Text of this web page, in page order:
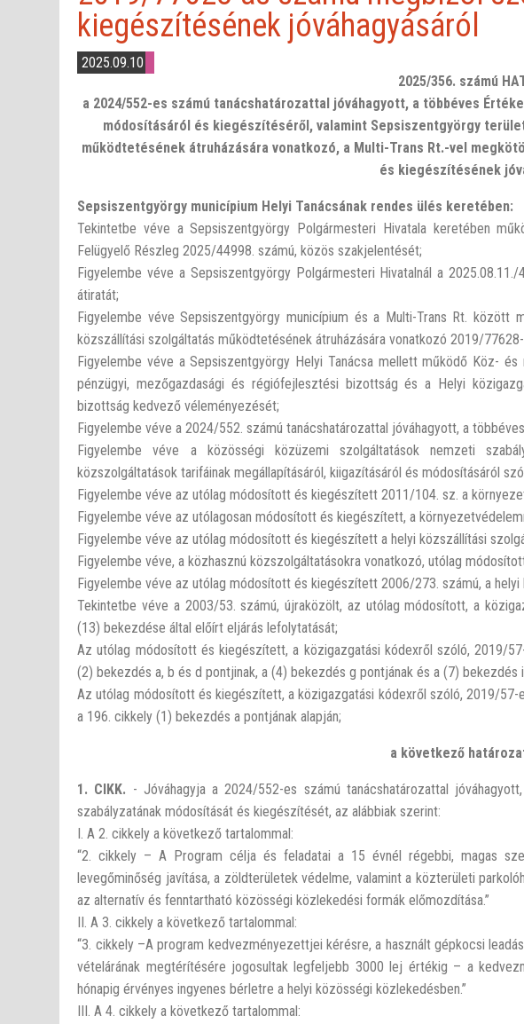
kiegészítésének jóváhagyásáról
2025.09.10
2025/356. számú
a 2024/552-es számú tanácshatározattal jóváhagyott, a többéves
módosításáról és kiegészítéséről, valamint Sepsiszentgyörgy
működtetésének átruházására vonatkozó, a Multi-Trans Rt.-vel
és kiegészítésének
Sepsiszentgyörgy municípium Helyi Tanácsának rendes ülés keretében:
Tekintetbe véve a Sepsiszentgyörgy Polgármesteri Hivatala keretében
Felügyelő Részleg 2025/44998. számú, közös szakjelentését;
Figyelembe véve a Sepsiszentgyörgy Polgármesteri Hivatalnál a
átiratát;
Figyelembe véve Sepsiszentgyörgy municípium és a Multi-Trans Rt.
közszállítási szolgáltatás működtetésének átruházására vonatkozó 2019/
Figyelembe véve a Sepsiszentgyörgy Helyi Tanácsa mellett működő Köz-
pénzügyi, mezőgazdasági és régiófejlesztési bizottság és a Helyi
bizottság kedvező véleményezését;
Figyelembe véve a 2024/552. számú tanácshatározattal jóváhagyott, a
Figyelembe véve a közösségi közüzemi szolgáltatások nemzeti
közszolgáltatások tarifáinak megállapításáról, kiigazításáról és módosításáról
Figyelembe véve az utólag módosított és kiegészített 2011/104. sz. a
Figyelembe véve az utólagosan módosított és kiegészített, a
Figyelembe véve az utólag módosított és kiegészített a helyi közszállítási
Figyelembe véve, a közhasznú közszolgáltatásokra vonatkozó, utólag
Figyelembe véve az utólag módosított és kiegészített 2006/273. számú, a
Tekintetbe véve a 2003/53. számú, újraközölt, az utólag módosított, a
(13) bekezdése által előírt eljárás lefolytatását;
Az utólag módosított és kiegészített, a közigazgatási kódexről szóló, 2019/
(2) bekezdés a, b és d pontjinak, a (4) bekezdés g pontjának és a (7) bekezdés
Az utólag módosított és kiegészített, a közigazgatási kódexről szóló, 2019/
a 196. cikkely (1) bekezdés a pontjának alapján;
a következő
1. CIKK. - Jóváhagyja a 2024/552-es számú tanácshatározattal
szabályzatának módosítását és kiegészítését, az alábbiak szerint:
I. A 2. cikkely a következő tartalommal:
“2. cikkely – A Program célja és feladatai a 15 évnél régebbi, magas
levegőminőség javítása, a zöldterületek védelme, valamint a közterületi
az alternatív és fenntartható közösségi közlekedési formák előmozdítása.”
II. A 3. cikkely a következő tartalommal:
“3. cikkely –A program kedvezményezettjei kérésre, a használt gépkocsi
vételárának megtérítésére jogosultak legfeljebb 3000 lej értékig – a
hónapig érvényes ingyenes bérletre a helyi közösségi közlekedésben.”
III. A 4. cikkely a következő tartalommal: